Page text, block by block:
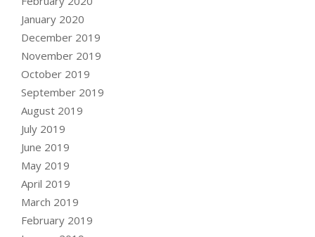
January 2020
December 2019
November 2019
October 2019
September 2019
August 2019
July 2019
June 2019
May 2019
April 2019
March 2019
February 2019